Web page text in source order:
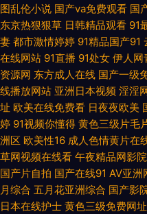
豆传媒淫视频网 91香蕉草莓 国产
网站 尤物91 AV大逼网站 国产天
豆花成人在线 久草资源福利在线
频 国产精品日韩久久 蜜桃视频免
高跟美女 人妻诱惑导航 亚洲色香
性爱2p 午夜AV电影福利 91桃色
图乱伦小说 国产va免费观看 国
东京热狠狠草 日韩精品观看 91
妻 都市激情婷婷 91精品国产91
在线网站 91直播 91处女 伊人网
资源网 东方成人在线 国产一级
线播放网站 亚洲日本视频 淫淫
址 欧美在线免费看 日夜夜欧美
婷 91视频你懂得 黄色三级片毛
洲区 欧美性16 成人色情黄片在
草网视频在线看 午夜精品网影院
国产片自拍 国产在线91 AV亚洲
月综合 五月花亚洲综合 国产影
日本在线护士 黄色三级免费网址